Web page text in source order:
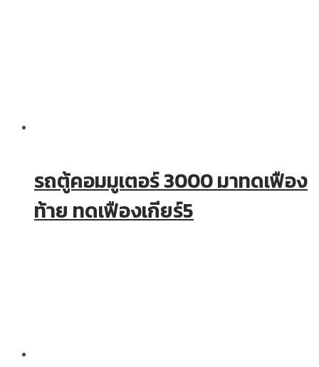
รถตู้คอมมูเตอร์ 3000 มาทดเฟือง
ท้าย ทดเฟืองเกียร์5